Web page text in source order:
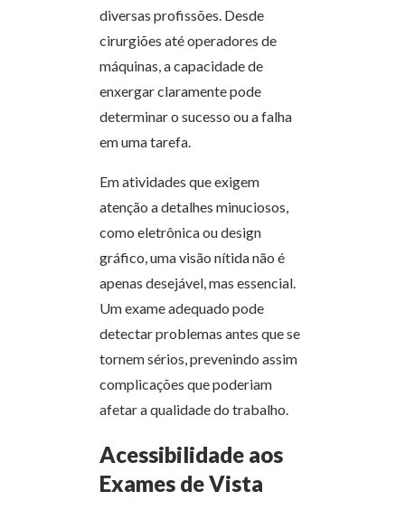
diversas profissões. Desde
cirurgiões até operadores de
máquinas, a capacidade de
enxergar claramente pode
determinar o sucesso ou a falha
em uma tarefa.
Em atividades que exigem
atenção a detalhes minuciosos,
como eletrônica ou design
gráfico, uma visão nítida não é
apenas desejável, mas essencial.
Um exame adequado pode
detectar problemas antes que se
tornem sérios, prevenindo assim
complicações que poderiam
afetar a qualidade do trabalho.
Acessibilidade aos
Exames de Vista